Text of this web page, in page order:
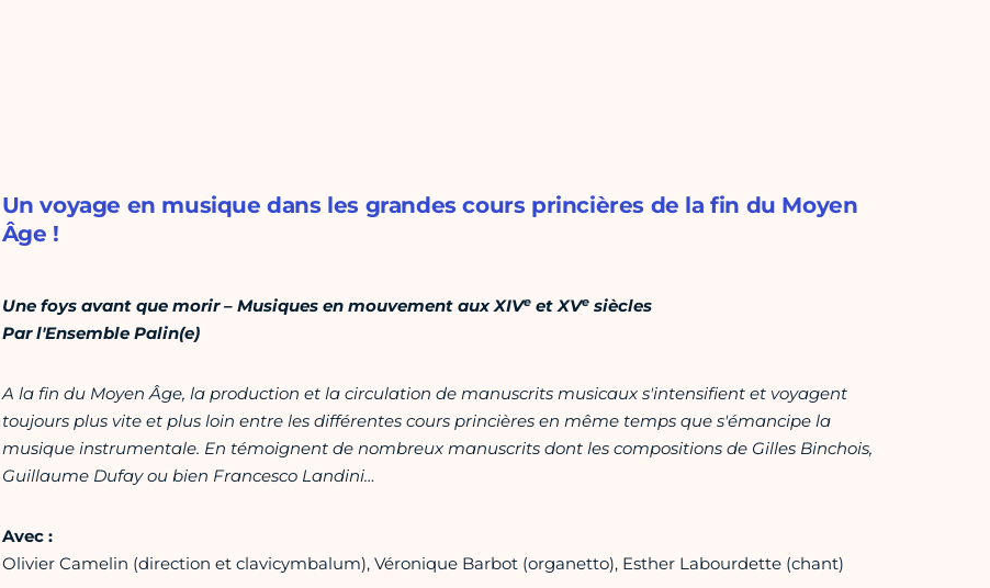
Un voyage en musique dans les grandes cours princières de la fin du Moyen
Âge !
Une foys avant que morir – Musiques en mouvement aux XIVeet XVesiècles
Par l'Ensemble Palin(e)
A la fin du Moyen Âge, la production et la circulation de manuscrits musicaux s'intensifient et voyagent
toujours plus vite et plus loin entre les différentes cours princières en même temps que s'émancipe la
musique instrumentale. En témoignent de nombreuxmanuscrits dont lescompositions de Gilles Binchois,
Guillaume Dufay ou bien Francesco Landini…
Avec :
Olivier Camelin (direction et clavicymbalum), Véronique Barbot (organetto), Esther Labourdette (chant)